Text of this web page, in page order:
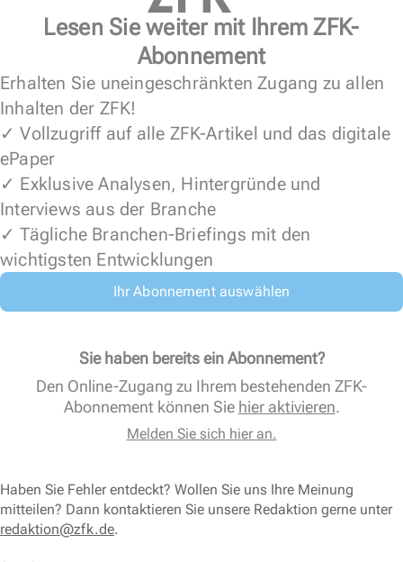
Lesen Sie weiter mit Ihrem ZFK-
Abonnement
Erhalten Sie uneingeschränkten Zugang zu allen
Inhalten der ZFK!
✓ Vollzugriff auf alle ZFK-Artikel und das digitale
ePaper
✓ Exklusive Analysen, Hintergründe und
Interviews aus der Branche
✓ Tägliche Branchen-Briefings mit den
wichtigsten Entwicklungen
Ihr Abonnement auswählen
Sie haben bereits ein Abonnement?
Den Online-Zugang zu Ihrem bestehenden ZFK-
Abonnement können Sie hier aktivieren.
Melden Sie sich hier an.
Haben Sie Fehler entdeckt? Wollen Sie uns Ihre Meinung
mitteilen? Dann kontaktieren Sie unsere Redaktion gerne unter
redaktion@zfk.de.